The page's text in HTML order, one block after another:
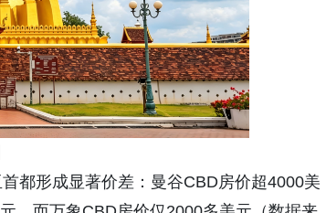
都形成显著价差：曼谷CBD房价超4000美